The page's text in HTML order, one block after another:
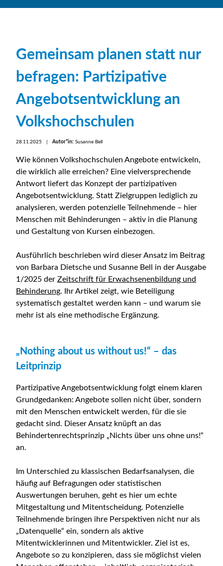
Gemeinsam planen statt nur
befragen: Partizipative
Angebotsentwicklung an
Volkshochschulen
28.11.2025 | Autor*in: Susanne Bell
Wie können Volkshochschulen Angebote entwickeln,
die wirklich alle erreichen? Eine vielversprechende
Antwort liefert das Konzept der partizipativen
Angebotsentwicklung. Statt Zielgruppen lediglich zu
analysieren, werden potenzielle Teilnehmende – hier
Menschen mit Behinderungen – aktiv in die Planung
und Gestaltung von Kursen einbezogen.
Ausführlich beschrieben wird dieser Ansatz im Beitrag
von Barbara Dietsche und Susanne Bell in der Ausgabe
1/2025 der Zeitschrift für Erwachsenenbildung und
Behinderung. Ihr Artikel zeigt, wie Beteiligung
systematisch gestaltet werden kann – und warum sie
mehr ist als eine methodische Ergänzung.
„Nothing about us without us!“ – das
Leitprinzip
Partizipative Angebotsentwicklung folgt einem klaren
Grundgedanken: Angebote sollen nicht über, sondern
mit den Menschen entwickelt werden, für die sie
gedacht sind. Dieser Ansatz knüpft an das
Behindertenrechtsprinzip „Nichts über uns ohne uns!“
an.
Im Unterschied zu klassischen Bedarfsanalysen, die
häufig auf Befragungen oder statistischen
Auswertungen beruhen, geht es hier um echte
Mitgestaltung und Mitentscheidung. Potenzielle
Teilnehmende bringen ihre Perspektiven nicht nur als
„Datenquelle“ ein, sondern als aktive
Mitentwicklerinnen und Mitentwickler. Ziel ist es,
Angebote so zu konzipieren, dass sie möglichst vielen